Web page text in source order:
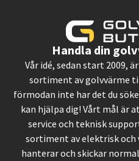
Handla din
Vår idé, sedan start 2009,
sortiment av golvvärme
förmodan inte har det du
kan hjälpa dig! Vårt mål är
service och teknisk
sortiment av elektrisk och
hanterar och skickar